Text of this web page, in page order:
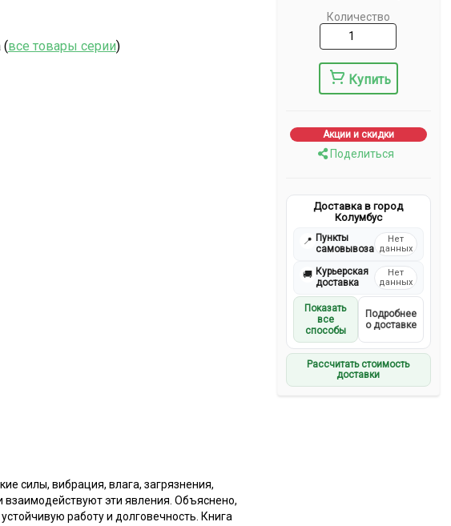
Количество
Купить
Акции и скидки
Поделиться
Доставка в город
Колумбус
📍 Пункты
самовывоза
Нет
данных
🚚 Курьерская
доставка
Нет
данных
Показать
все
способы
Подробнее
о доставке
Рассчитать стоимость
доставки
(все товары серии)
силы, вибрация, влага, загрязнения,
эти явления. Объяснено,
работу и долговечность. Книга